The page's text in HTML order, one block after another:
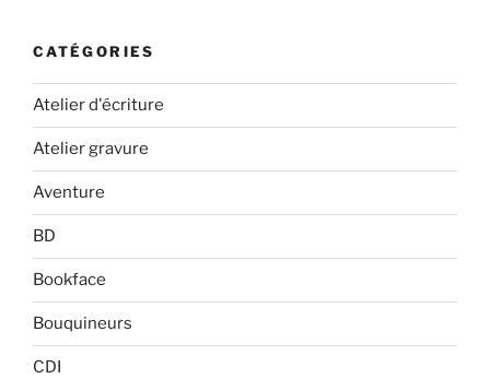
CATÉGORIES
Atelier d'écriture
Atelier gravure
Aventure
BD
Bookface
Bouquineurs
CDI